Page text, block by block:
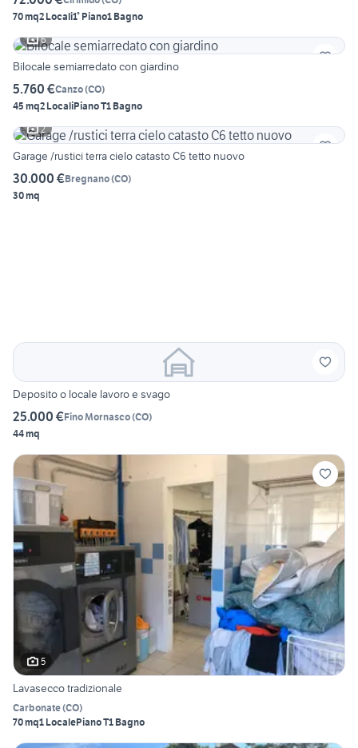
70 mq2 Locali1° Piano1 Bagno
6
Bilocale semiarredato con giardino
5.760 €Canzo(CO)
45 mq2 LocaliPiano T1 Bagno
2
Garage /rustici terra cielo catasto C6 tetto nuovo
30.000 €Bregnano(CO)
30 mq
Deposito o locale lavoro e svago
25.000 €Fino Mornasco(CO)
44 mq
5
Lavasecco tradizionale
Carbonate(CO)
70 mq1 LocalePiano T1 Bagno